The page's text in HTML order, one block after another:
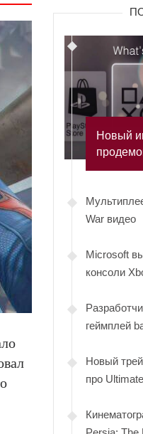
Новый
War видео
Microsoft
консоли
геймплей
Новый
про